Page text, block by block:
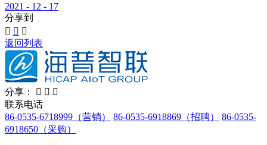
2021 - 12 - 17
分享到
  
返回列表
分享：   
联系电话
86-0535-6718999（营销）
86-0535-6918869（招聘）
86-0535-
6918650（采购）